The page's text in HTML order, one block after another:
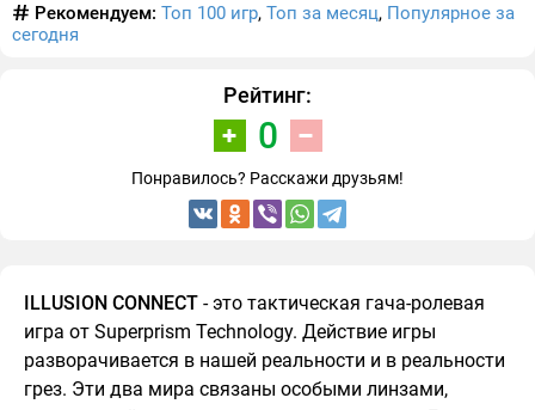
Рекомендуем: Топ 100 игр, Топ за месяц, Популярное за
сегодня
Рейтинг:
0
Понравилось? Расскажи друзьям!
ILLUSION CONNECT - это тактическая гача-ролевая
игра от Superprism Technology. Действие игры
разворачивается в нашей реальности и в реальности
грез. Эти два мира связаны особыми линзами,